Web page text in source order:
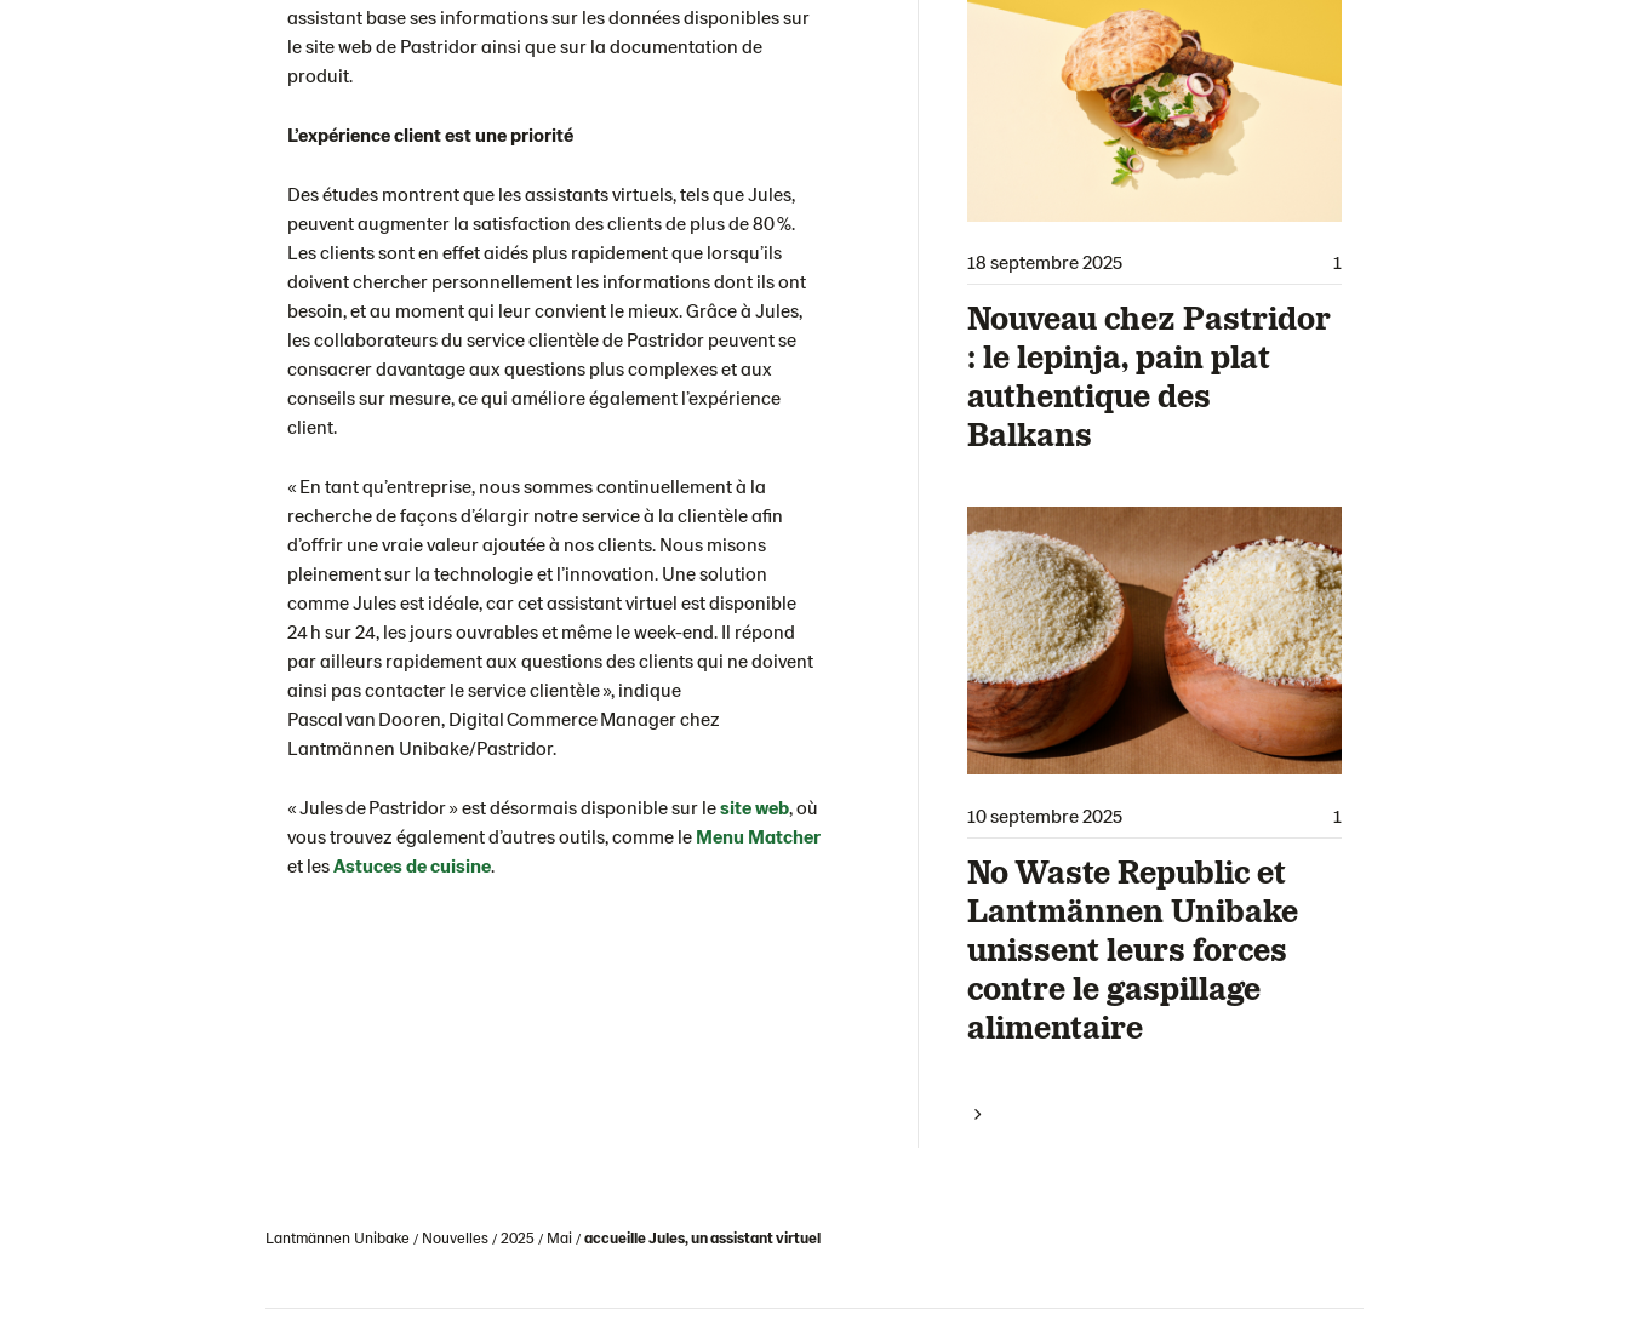
assistant base ses informations sur les données disponibles sur
le site web de Pastridor ainsi que sur la documentation de
produit.
L’expérience client est une priorité
Des études montrent que les assistants virtuels, tels que Jules,
peuvent augmenter la satisfaction des clients de plus de 80 %.
Les clients sont en effet aidés plus rapidement que lorsqu’ils
doivent chercher personnellement les informations dont ils ont
besoin, et au moment qui leur convient le mieux. Grâce à Jules,
les collaborateurs du service clientèle de Pastridor peuvent se
consacrer davantage aux questions plus complexes et aux
conseils sur mesure, ce qui améliore également l’expérience
client.
« En tant qu’entreprise, nous sommes continuellement à la
recherche de façons d’élargir notre service à la clientèle afin
d’offrir une vraie valeur ajoutée à nos clients. Nous misons
pleinement sur la technologie et l’innovation. Une solution
comme Jules est idéale, car cet assistant virtuel est disponible
24 h sur 24, les jours ouvrables et même le week-end. Il répond
par ailleurs rapidement aux questions des clients qui ne doivent
ainsi pas contacter le service clientèle », indique
Pascal van Dooren, Digital Commerce Manager chez
Lantmännen Unibake/Pastridor.
« Jules de Pastridor » est désormais disponible sur lesite web , où
vous trouvez également d’autres outils, comme le Menu Matcher
et les Astuces de cuisine
18 septembre 2025 1
Nouveau chez Pastridor
: le lepinja, pain plat
authentique des
Balkans
10 septembre 2025 1
No Waste Republic et
Lantmännen Unibake
unissent leurs forces
contre le gaspillage
alimentaire
Lantmännen Unibake Nouvelles 2025 Mai accueille Jules, un assistant virtuel